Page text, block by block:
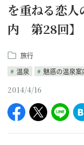
を重ねる恋
内 第28回】
旅行
温泉
魅惑の温泉案
2014/4/16